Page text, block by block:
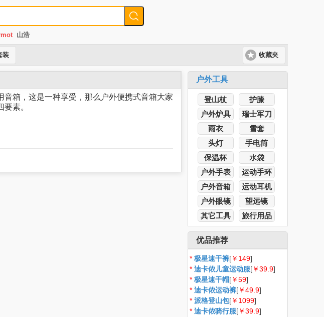
山浩
装 收藏夹
箱，这是一种享受，那么户外便携式音箱大家
素。
户外工具
登山杖
护膝
户外炉具
瑞士军刀
雨衣
雪套
头灯
手电筒
保温杯
水袋
户外手表
运动手环
户外音箱
运动耳机
户外眼镜
望远镜
其它工具
旅行用品
优品推荐
* 极星速干裤[￥149]
* 迪卡侬儿童运动服[￥39.9]
* 极星速干帽[￥59]
* 迪卡侬运动裤[￥49.9]
* 派格登山包[￥1099]
* 迪卡侬骑行服[￥39.9]